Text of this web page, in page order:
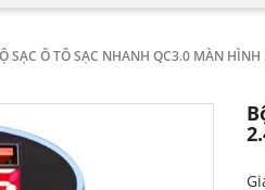
SẠC Ô TÔ SẠC NHANH QC3.0 MÀN